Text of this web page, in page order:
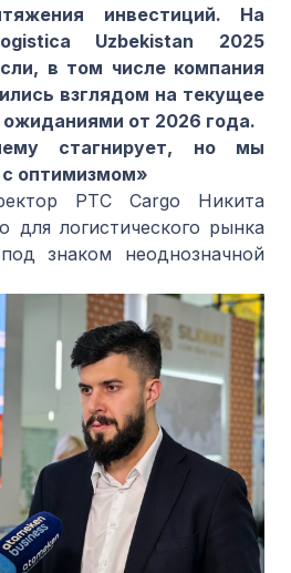
инвестиций. На
Uzbekistan 2025
в том числе компания
взглядом на текущее
от 2026 года.
стагнирует, но мы
оптимизмом»
PTC Cargo Никита
для логистического рынка
знаком неоднозначной